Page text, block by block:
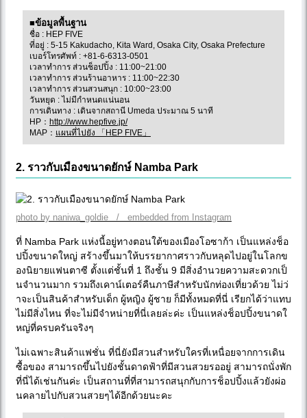
■ข้อมูลพื้นฐาน
ชื่อ : HEP FIVE
ที่อยู่ : 5-15 Kakudacho, Kita Ward, Osaka City, Osaka Prefecture
เบอร์โทรศัพท์ : +81-6-6313-0501
เวลาทำการ ส่วนช็อปปิ้ง : 11:00~21:00
เวลาทำการ ส่วนร้านอาหาร : 11:00~22:30
เวลาทำการ ส่วนสวนสนุก : 10:00~23:00
วันหยุด : ไม่มีกำหนดแน่นอน
การเดินทาง : เดินจากสถานี Umeda ประมาณ 5 นาที
HP： http://www.hepfive.jp/
MAP： แผนที่ไปยัง 「HEP FIVE」
2. ราวกับเมืองขนาดยักษ์ Namba Park
photo by naniwa_goldie / embedded from Instagram
ที่ Namba Park แห่งนี้อยู่ทางตอนใต้ของเมืองโอซาก้า เป็นแหล่งช็อ
ปปิ้งขนาดใหญ่ สร้างขึ้นมาให้บรรยากาศราวกับหลุดไปอยู่ในโลกข
องนิยายแฟนตาซี ตั้งแต่ชั้นที่ 1 ถึงชั้น 9 มีสิ่งอำนวยความสะดวกเป็
นจำนวนมาก รวมถึงเคาน์เตอร์คืนภาษีสำหรับนักท่องเที่ยวด้วย ไม่ว่
าจะเป็นสินค้าสำหรับเด็ก ผู้หญิง ผู้ชาย ก็มีทั้งหมดที่นี่ เรียกได้ว่าแทบ
ไม่มีสิ่งไหน ที่จะไม่มีจำหน่ายที่นี่เลยล่ะค่ะ เป็นแหล่งช็อปปิ้งขนาดใ
หญ่ที่ครบครันจริงๆ
ไม่เฉพาะสินค้าแฟชั่น ที่นี่ยังมีสวนสำหรับใครที่เหนื่อยจากการเดิน
ซื้อของ สามารถขึ้นไปยังชั้นดาดฟ้าที่มีสวนสวยรออยู่ สามารถนั่งพัก
ที่นี่ได้เช่นกันค่ะ เป็นสถานที่ที่สามารถสนุกกับการช็อปปิ้งแล้วยังผ่อ
นคลายไปกับสวนสวยๆได้อีกด้วยนะคะ